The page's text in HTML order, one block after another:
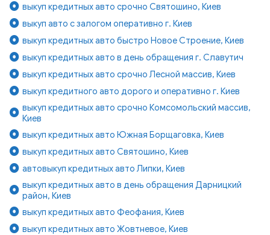
выкуп кредитных авто срочно Святошино, Киев
выкуп авто с залогом оперативно г. Киев
выкуп кредитных авто быстро Новое Строение, Киев
выкуп кредитных авто в день обращения г. Славутич
выкуп кредитных авто срочно Лесной массив, Киев
выкуп кредитного авто дорого и оперативно г. Киев
выкуп кредитных авто срочно Комсомольский массив,
Киев
выкуп кредитных авто Южная Борщаговка, Киев
выкуп кредитных авто Святошино, Киев
автовыкуп кредитных авто Липки, Киев
выкуп кредитных авто в день обращения Дарницкий
район, Киев
выкуп кредитных авто Феофания, Киев
выкуп кредитных авто Жовтневое, Киев